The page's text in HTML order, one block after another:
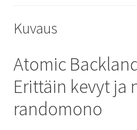
Kuvaus
Atomic
Erittäin kevyt ja
randomono